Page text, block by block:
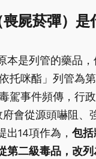
屍菸彈）是
本是列管的藥品，
托咪酯」列管為
駕事件頻傳，行
府會從源頭嚇阻、
出14項作為， 包
第二級毒品，改列